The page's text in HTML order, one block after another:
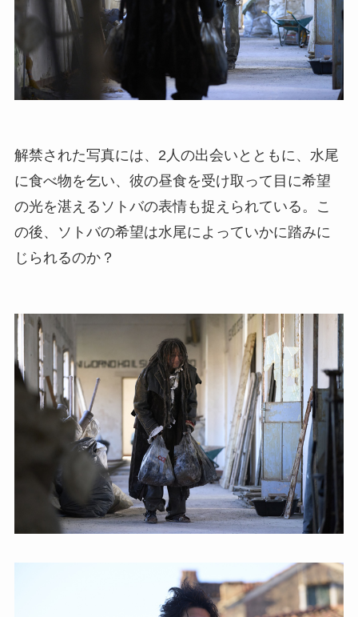
解禁された写真には、2人の出会いとともに、水尾
に食べ物を乞い、彼の昼食を受け取って目に希望
の光を湛えるソトバの表情も捉えられている。こ
の後、ソトバの希望は水尾によっていかに踏みに
じられるのか？